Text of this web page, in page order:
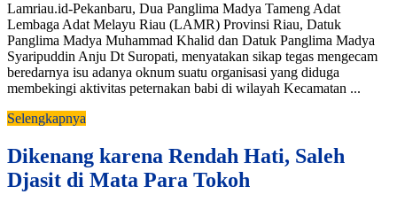
Lamriau.id-Pekanbaru, Dua Panglima Madya Tameng Adat
Lembaga Adat Melayu Riau (LAMR) Provinsi Riau, Datuk
Panglima Madya Muhammad Khalid dan Datuk Panglima Madya
Syaripuddin Anju Dt Suropati, menyatakan sikap tegas mengecam
beredarnya isu adanya oknum suatu organisasi yang diduga
membekingi aktivitas peternakan babi di wilayah Kecamatan ...
Selengkapnya
Dikenang karena Rendah Hati, Saleh
Djasit di Mata Para Tokoh